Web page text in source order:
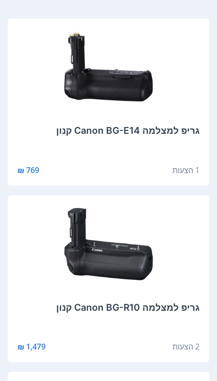
גריפ למצלמה Canon BG-E14 קנון
1 הצעות 769 ₪
גריפ למצלמה Canon BG-R10 קנון
2 הצעות 1,479 ₪